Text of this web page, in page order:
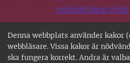
Denna webbplats använder kakor
webbläsare. Vissa kakor är
ska fungera korrekt. Andra är
miljöcertifierat enligt